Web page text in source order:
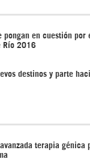
pongan en cuestión por
Río 2016
destinos y parte
terapia génica